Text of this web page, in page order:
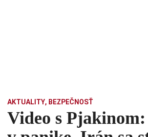
AKTUALITY, BEZPEČNOSŤ
Video s